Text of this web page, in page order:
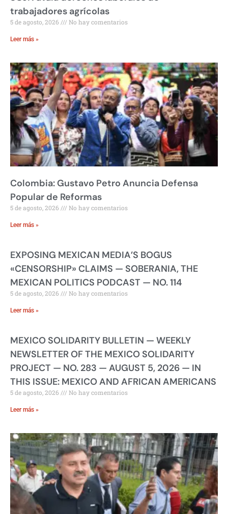
trabajadores agrícolas
5 de agosto, 2026 No hay comentarios
Leer más »
Colombia: Gustavo Petro Anuncia Defensa
Popular de Reformas
5 de agosto, 2026 No hay comentarios
Leer más »
EXPOSING MEXICAN MEDIA’S BOGUS
«CENSORSHIP» CLAIMS — SOBERANIA, THE
MEXICAN POLITICS PODCAST — NO. 114
5 de agosto, 2026 No hay comentarios
Leer más »
MEXICO SOLIDARITY BULLETIN — WEEKLY
NEWSLETTER OF THE MEXICO SOLIDARITY
PROJECT — NO. 283 — AUGUST 5, 2026 — IN
THIS ISSUE: MEXICO AND AFRICAN AMERICANS
5 de agosto, 2026 No hay comentarios
Leer más »